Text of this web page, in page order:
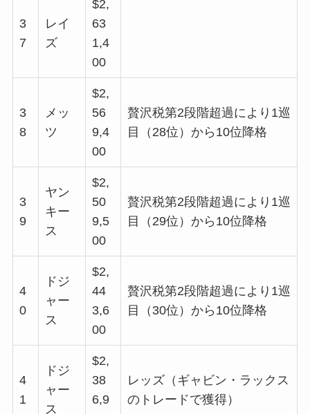
3
7
レイ
ズ
$2,
63
1,4
00
3
8
メッ
ツ
$2,
56
9,4
00
贅沢税第2段階超過により1巡
目（28位）から10位降格
3
9
ヤン
キー
ス
$2,
50
9,5
00
贅沢税第2段階超過により1巡
目（29位）から10位降格
4
0
ドジ
ャー
ス
$2,
44
3,6
00
贅沢税第2段階超過により1巡
目（30位）から10位降格
4
1
ドジ
ャー
ス
$2,
38
6,9
レッズ（ギャビン・ラックス
のトレードで獲得）